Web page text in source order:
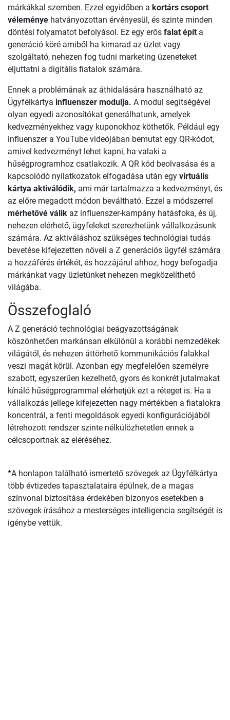
márkákkal szemben. Ezzel egyidőben a kortárs csoport
véleménye hatványozottan érvényesül, és szinte minden
döntési folyamatot befolyásol. Ez egy erős falat épít a
generáció köré amiből ha kimarad az üzlet vagy
szolgáltató, nehezen fog tudni marketing üzeneteket
eljuttatni a digitális fiatalok számára.
Ennek a problémának az áthidalására használható az
Ügyfélkártya influenszer modulja. A modul segítségével
olyan egyedi azonosítókat generálhatunk, amelyek
kedvezményekhez vagy kuponokhoz köthetők. Például egy
influenszer a YouTube videójában bemutat egy QR-kódot,
amivel kedvezményt lehet kapni, ha valaki a
hűségprogramhoz csatlakozik. A QR kód beolvasása és a
kapcsolódó nyilatkozatok elfogadása után egy virtuális
kártya aktiválódik, ami már tartalmazza a kedvezményt, és
az előre megadott módon beváltható. Ezzel a módszerrel
mérhetővé válik az influenszer-kampány hatásfoka, és új,
nehezen elérhető, ügyfeleket szerezhetünk vállalkozásunk
számára. Az aktiváláshoz szükséges technológiai tudás
bevetése kifejezetten növeli a Z generációs ügyfél számára
a hozzáférés értékét, és hozzájárul ahhoz, hogy befogadja
márkánkat vagy üzletünket nehezen megközelíthető
világába.
Összefoglaló
A Z generáció technológiai beágyazottságának
köszönhetően markánsan elkülönül a korábbi nemzedékek
világától, és nehezen áttörhető kommunikációs falakkal
veszi magát körül. Azonban egy megfelelően személyre
szabott, egyszerűen kezelhető, gyors és konkrét jutalmakat
kínáló hűségprogrammal elérhetjük ezt a réteget is. Ha a
vállalkozás jellege kifejezetten nagy mértékben a fiatalokra
koncentrál, a fenti megoldások egyedi konfigurációjából
létrehozott rendszer szinte nélkülözhetetlen ennek a
célcsoportnak az eléréséhez.
*A honlapon található ismertető szövegek az Ügyfélkártya
több évtizedes tapasztalataira épülnek, de a magas
színvonal biztosítása érdekében bizonyos esetekben a
szövegek írásához a mesterséges intelligencia segítségét is
igénybe vettük.